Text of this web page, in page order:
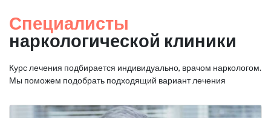
Специалисты
наркологической клиники
Курс лечения подбирается индивидуально, врачом наркологом.
Мы поможем подобрать подходящий вариант лечения